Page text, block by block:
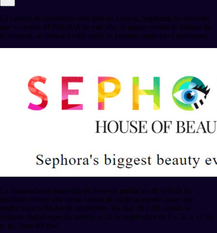
La cadena de cosméticos con sede en Francia, Sephora, ha revelado
que el evento SEPHORiA de este año, el mayor evento de belleza de
la empresa, se llevará a cabo tanto en persona como en el metaverso.
La multinacional minorista de diversos productos de belleza ha
decidido ofrecer una forma virtual de asistir al evento anual que
tendrá lugar a finales de septiembre, los días 29 y 30, siendo la
variante digital específicamente el 29 de septiembre de 9 a. m. a 11:59
p. m., hora del este.